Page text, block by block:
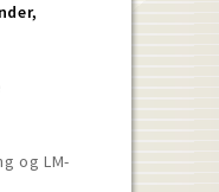
og LM-